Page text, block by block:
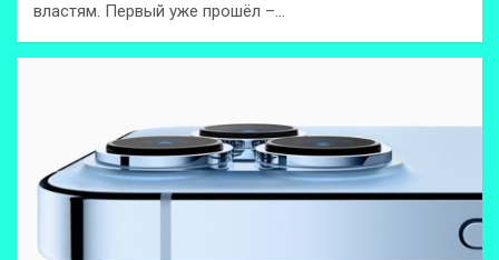
властям. Первый уже прошёл –…